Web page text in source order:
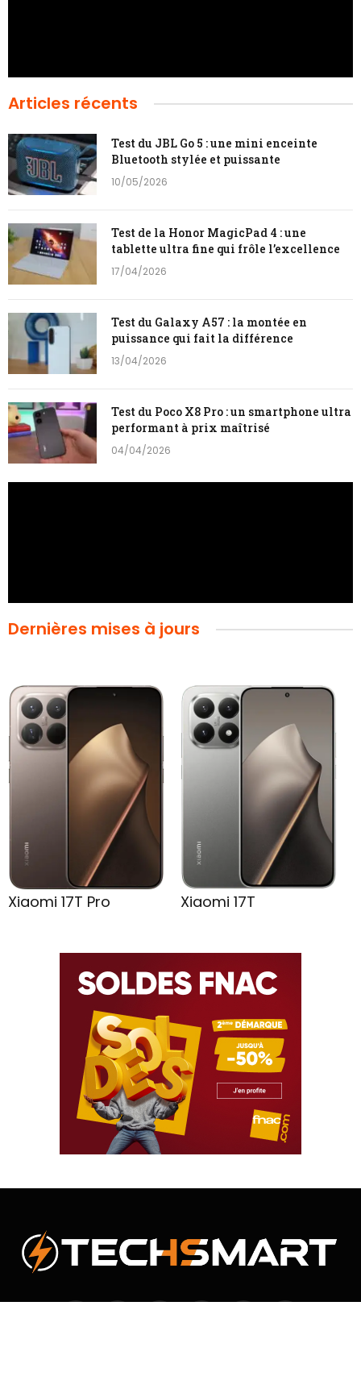
Articles récents
Test du JBL Go 5 : une mini enceinte
Bluetooth stylée et puissante
10/05/2026
Test de la Honor MagicPad 4 : une
tablette ultra fine qui frôle l’excellence
17/04/2026
Test du Galaxy A57 : la montée en
puissance qui fait la différence
13/04/2026
Test du Poco X8 Pro : un smartphone ultra
performant à prix maîtrisé
04/04/2026
Dernières mises à jours
Xiaomi 17T Pro Xiaomi 17T